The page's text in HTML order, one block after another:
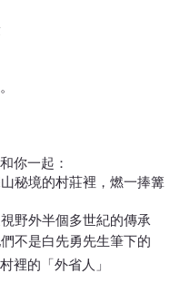
你一起：
秘境的村莊裡，燃一捧篝
野外半個多世紀的傳承
不是白先勇先生筆下的
裡的「外省人」